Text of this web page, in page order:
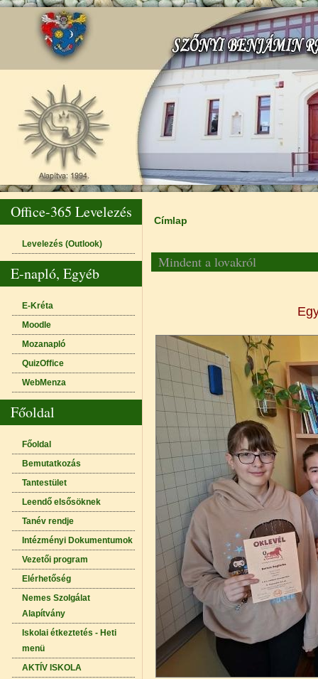
Office-365 Levelezés
Levelezés (Outlook)
E-napló, Egyéb
E-Kréta
Moodle
Mozanapló
QuizOffice
WebMenza
Főoldal
Főoldal
Bemutatkozás
Tantestület
Leendő elsősöknek
Tanév rendje
Intézményi Dokumentumok
Vezetői program
Elérhetőség
Nemes Szolgálat
Alapítvány
Iskolai étkeztetés - Heti
menü
AKTÍV ISKOLA
Jelenlegi hely
Címlap
Mindent a lovakról